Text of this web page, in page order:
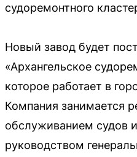
судоремонтного
Новый завод будет
«Архангельское
которое работает в
Компания занимается
обслуживанием судов
руководством